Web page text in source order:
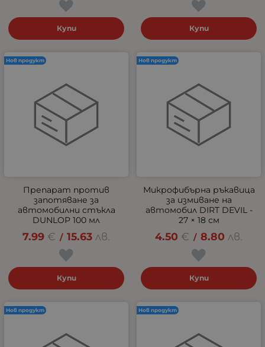
Купи Купи
Препарат против
запотяване за
автомобилни стъкла
DUNLOP 100 мл
7.99 € / 15.63 лв.
Купи
Нов продукт
Микрофибърна ръкавица
за измиване на
автомобил DIRT DEVIL -
27 × 18 см
4.50 € / 8.80 лв.
Купи
Нов продукт
Нов продукт Нов продукт